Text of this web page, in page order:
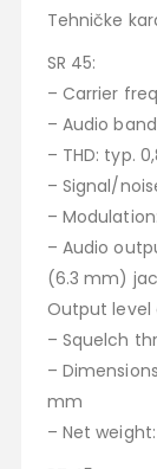
Tehničke
SR 45:
– Carrier
– Audio
– THD: typ.
– Signal/
–
– Audio
(6.3 mm)
Output level
– Squelch
–
mm
– Net